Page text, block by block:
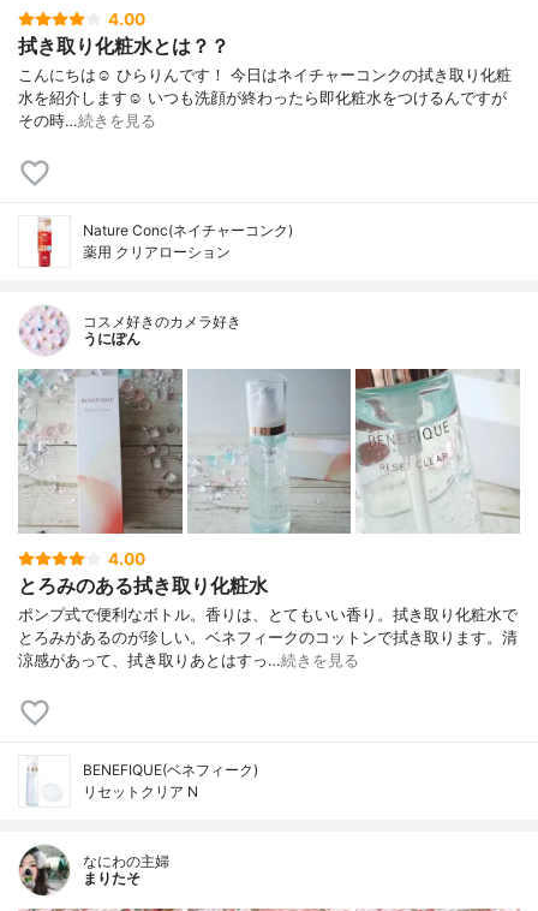
4.00
拭き取り化粧水とは？？
こんにちは☺️ ひらりんです！ 今日はネイチャーコンクの拭き取り化粧
水を紹介します☺️ いつも洗顔が終わったら即化粧水をつけるんですが
その時…続きを見る
Nature Conc(ネイチャーコンク)
薬用 クリアローション
コスメ好きのカメラ好き
うにぽん
4.00
とろみのある拭き取り化粧水
ポンプ式で便利なボトル。香りは、とてもいい香り。拭き取り化粧水で
とろみがあるのが珍しい。ベネフィークのコットンで拭き取ります。清
涼感があって、拭き取りあとはすっ…続きを見る
BENEFIQUE(ベネフィーク)
リセットクリア N
なにわの主婦
まりたそ